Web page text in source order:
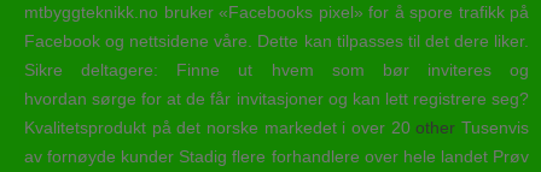
mtbyggteknikk.no bruker «Facebooks pixel» for å spore trafikk på
Facebook og nettsidene våre. Dette kan tilpasses til det dere liker.
Sikre deltagere: Finne ut hvem som bør inviteres og
hvordan sørge for at de får invitasjoner og kan lett registrere seg?
Kvalitetsprodukt på det norske markedet i over 20other Tusenvis
av fornøyde kunder Stadig flere forhandlere over hele landet Prøv